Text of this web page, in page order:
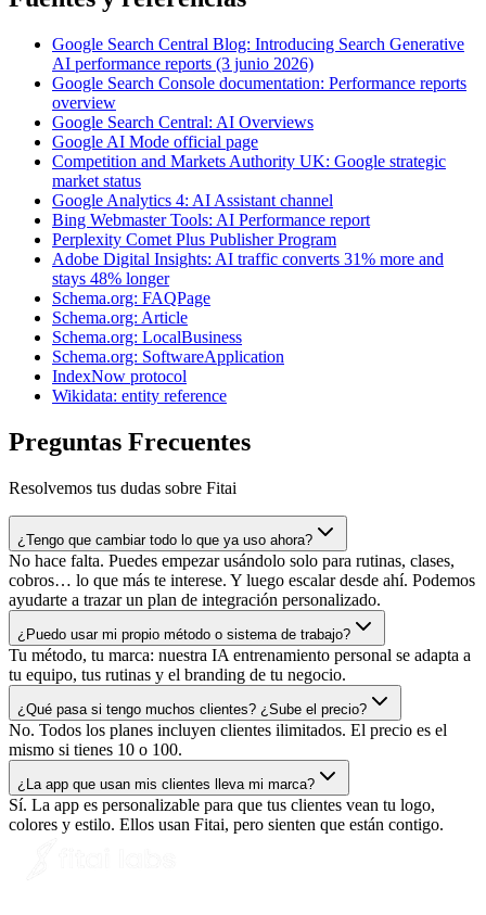
Google Search Central Blog: Introducing Search Generative
AI performance reports (3 junio 2026)
Google Search Console documentation: Performance reports
overview
Google Search Central: AI Overviews
Google AI Mode official page
Competition and Markets Authority UK: Google strategic
market status
Google Analytics 4: AI Assistant channel
Bing Webmaster Tools: AI Performance report
Perplexity Comet Plus Publisher Program
Adobe Digital Insights: AI traffic converts 31% more and
stays 48% longer
Schema.org: FAQPage
Schema.org: Article
Schema.org: LocalBusiness
Schema.org: SoftwareApplication
IndexNow protocol
Wikidata: entity reference
Preguntas Frecuentes
Resolvemos tus dudas sobre Fitai
¿Tengo que cambiar todo lo que ya uso ahora?
No hace falta. Puedes empezar usándolo solo para rutinas, clases,
cobros… lo que más te interese. Y luego escalar desde ahí. Podemos
ayudarte a trazar un plan de integración personalizado.
¿Puedo usar mi propio método o sistema de trabajo?
Tu método, tu marca: nuestra IA entrenamiento personal se adapta a
tu equipo, tus rutinas y el branding de tu negocio.
¿Qué pasa si tengo muchos clientes? ¿Sube el precio?
No. Todos los planes incluyen clientes ilimitados. El precio es el
mismo si tienes 10 o 100.
¿La app que usan mis clientes lleva mi marca?
Sí. La app es personalizable para que tus clientes vean tu logo,
colores y estilo. Ellos usan Fitai, pero sienten que están contigo.